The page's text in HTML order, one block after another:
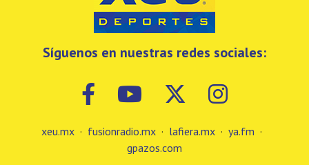
Síguenos en nuestras redes sociales:
xeu.mx · fusionradio.mx · lafiera.mx · ya.fm ·
gpazos.com